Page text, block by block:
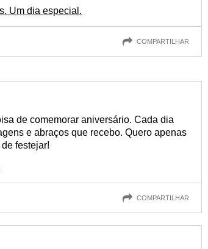
Um dia especial.
COMPARTILHAR
de comemorar aniversário. Cada dia
e abraços que recebo. Quero apenas
festejar!
COMPARTILHAR